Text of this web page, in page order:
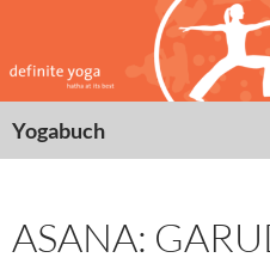
springen
Yogabuch
ASANA: